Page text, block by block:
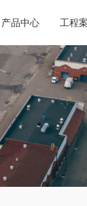
产品中心 工程